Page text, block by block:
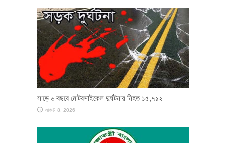
সাড়ে ৬ বছরে মোটরসাইকেল দুর্ঘটনায় নিহত ১৫,৭১২
আগস্ট 8, 2026